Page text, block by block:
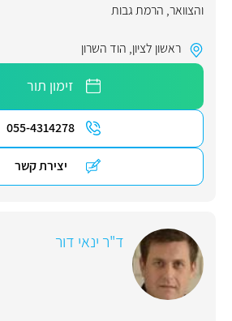
והצוואר, הרמת גבות
ראשון לציון, הוד השרון
זימון תור
055-4314278
יצירת קשר
ד"ר ינאי דור